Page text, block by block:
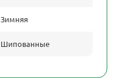
Зимняя
Шипованные